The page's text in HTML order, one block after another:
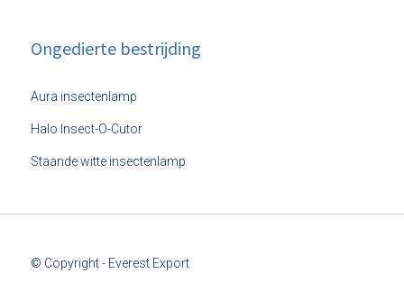
Ongedierte bestrijding
Aura insectenlamp
Halo Insect-O-Cutor
Staande witte insectenlamp
© Copyright - Everest Export